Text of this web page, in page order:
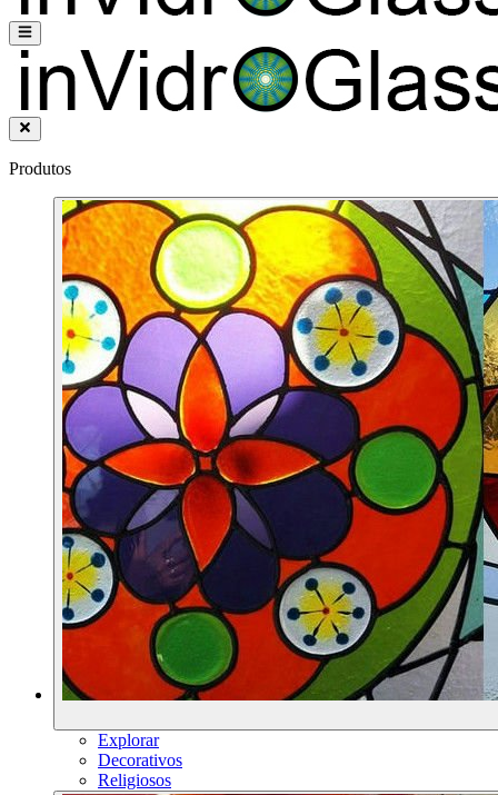
Produtos
Explorar
Decorativos
Religiosos